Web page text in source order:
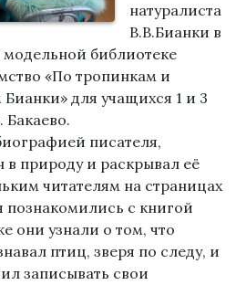
натуралиста
В.В.Бианки в
модельной библиотеке
«По тропинкам и
для учащихся 1 и 3
писателя,
природу и раскрывал её
читателям на страницах
познакомились с книгой
они узнали о том, что
птиц, зверя по следу, и
записывать свои